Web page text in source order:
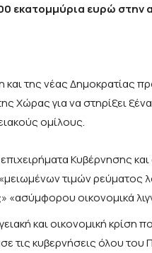
εκατομμύρια ευρώ στην
της νέας Δημοκρατίας
Χώρας για να στηρίξει
ομίλους.
Κυβέρνησης
τιμών ρεύματος
«ασύμφορου οικονομικά
και οικονομική κρίση
τις κυβερνήσεις όλου